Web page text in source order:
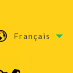
Français